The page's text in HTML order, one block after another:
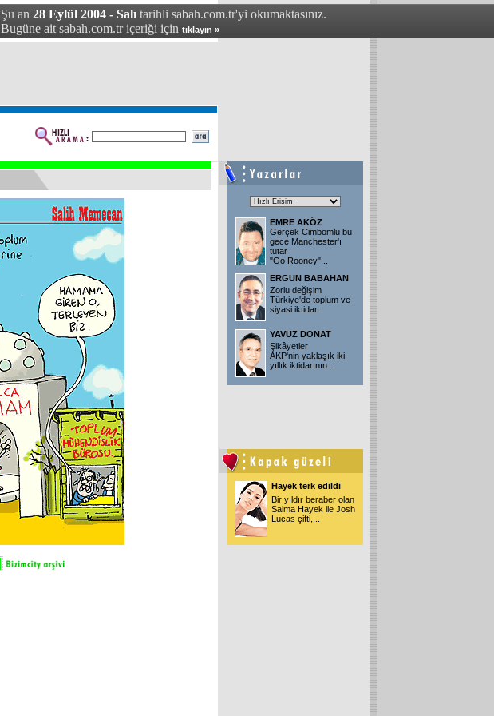
Şu an 28 Eylül 2004 - Salı tarihli sabah.com.tr'yi okumaktasınız.
Bugüne ait sabah.com.tr içeriği için tıklayın »
EMRE AKÖZ
Gerçek Cimbomlu bu
gece Manchester'ı
tutar
"Go Rooney"
ERGUN BABAHAN
Zorlu değişim
Türkiye'de toplum ve
siyasi iktidar...
YAVUZ DONAT
Şikâyetler
AKP'nin yaklaşık iki
yıllık iktidarının
Hayek terk edildi
Bir yıldır beraber olan
Salma Hayek ile Josh
Lucas çifti,